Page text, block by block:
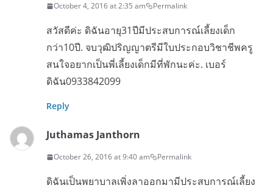
October 4, 2016 at 2:35 am Permalink
สวัสดีค่ะ ดิฉันอายุ31ปีมีประสบการณ์เลี้ยงเด็ก
กว่า10ปี. จบวุฒิปริญญาตรีมีใบประกอบวิชาชีพครู
สนใจอยากเป็นพี่เลี้ยงเด็กมีที่พักนะค่ะ. เบอร์
ดิฉัน0933842099
Reply
Juthamas Janthorn
October 26, 2016 at 9:40 am Permalink
ดิฉันเป็นพยาบาลเพิ่งลาออกมามีประสบการณ์เลี้ยง